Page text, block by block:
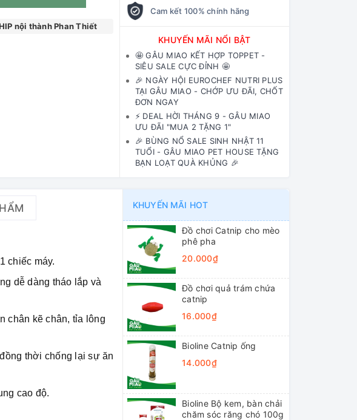
nội thành Phan Thiết
Cam kết 100% chính hãng
KHUYẾN MÃI NỔI BẬT
🤩 GÂU MIAO KẾT HỢP TOPPET -
SIÊU SALE CỰC ĐỈNH 🤩
🎉 NGÀY HỘI EUROCHEF NUTRI PLUS
TẠI GÂU MIAO - CHỚP ƯU ĐÃI, CHỐT
ĐƠN NGAY
⚡️ DEAL HỜI THÁNG 9 - GÂU MIAO
ƯU ĐÃI "MUA 2 TẶNG 1"
🎉 BÙNG NỔ SALE SINH NHẬT 11
TUỔI - GÂU MIAO PET HOUSE TẶNG
BẠN LOẠT QUÀ KHỦNG 🎉
chiếc máy.
dễ dàng tháo lắp và
chân kẽ chân, tỉa lông
thời chống lại sự ăn
cao độ.
KHUYẾN MÃI HOT
Đồ chơi Catnip cho mèo
phê pha
20.000₫
Đồ chơi quả trám chứa
catnip
16.000₫
Bioline Catnip ống
14.000₫
Bioline Bộ kem, bàn chải
chăm sóc răng chó 100g